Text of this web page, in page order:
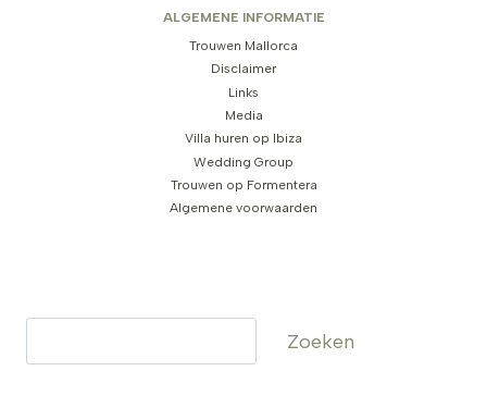
ALGEMENE INFORMATIE
Trouwen Mallorca
Disclaimer
Links
Media
Villa huren op Ibiza
Wedding Group
Trouwen op Formentera
Algemene voorwaarden
Zoeken